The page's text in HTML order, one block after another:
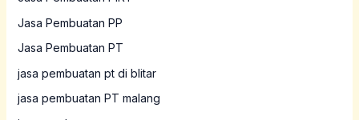
Jasa Pembuatan PP
Jasa Pembuatan PT
jasa pembuatan pt di blitar
jasa pembuatan PT malang